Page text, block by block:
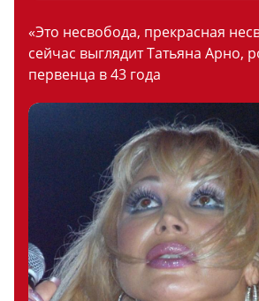
«Это несвобода, прекрасная
сейчас выглядит Татьяна Арно,
первенца в 43 года